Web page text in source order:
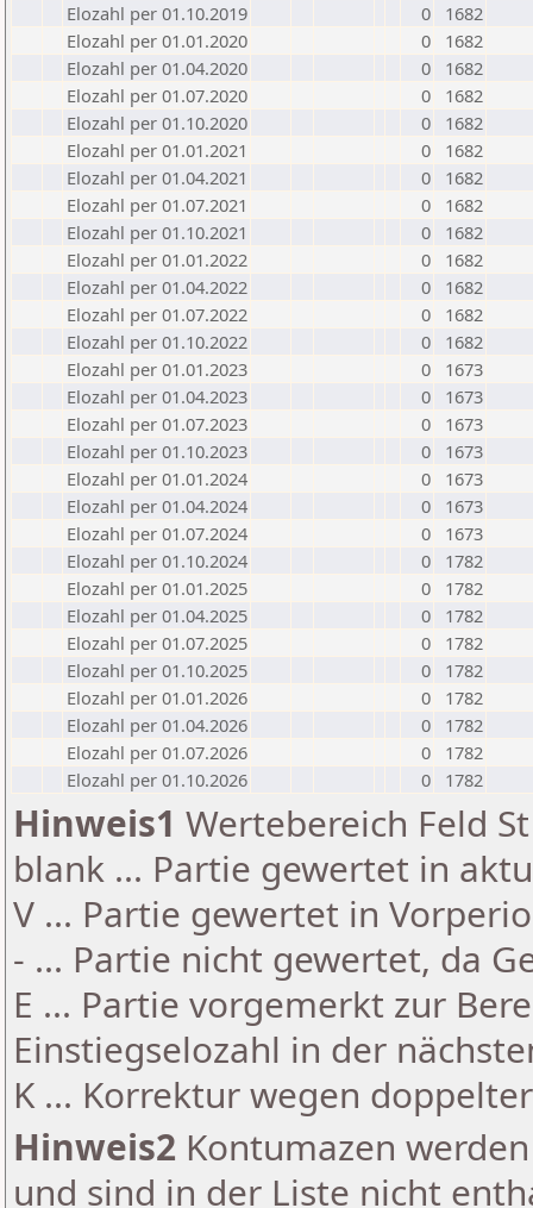
Elozahl per 01.10.2019
0
1682
Elozahl per 01.01.2020
0
1682
Elozahl per 01.04.2020
0
1682
Elozahl per 01.07.2020
0
1682
Elozahl per 01.10.2020
0
1682
Elozahl per 01.01.2021
0
1682
Elozahl per 01.04.2021
0
1682
Elozahl per 01.07.2021
0
1682
Elozahl per 01.10.2021
0
1682
Elozahl per 01.01.2022
0
1682
Elozahl per 01.04.2022
0
1682
Elozahl per 01.07.2022
0
1682
Elozahl per 01.10.2022
0
1682
Elozahl per 01.01.2023
0
1673
Elozahl per 01.04.2023
0
1673
Elozahl per 01.07.2023
0
1673
Elozahl per 01.10.2023
0
1673
Elozahl per 01.01.2024
0
1673
Elozahl per 01.04.2024
0
1673
Elozahl per 01.07.2024
0
1673
Elozahl per 01.10.2024
0
1782
Elozahl per 01.01.2025
0
1782
Elozahl per 01.04.2025
0
1782
Elozahl per 01.07.2025
0
1782
Elozahl per 01.10.2025
0
1782
Elozahl per 01.01.2026
0
1782
Elozahl per 01.04.2026
0
1782
Elozahl per 01.07.2026
0
1782
Elozahl per 01.10.2026
0 1782
Hinweis1 Wertebereich Feld
blank ... Partie gewertet in
V ... Partie gewertet in
- ... Partie nicht gewertet, da
E ... Partie vorgemerkt zur
Einstiegselozahl in der
K ... Korrektur wegen
Hinweis2 Kontumazen
und sind in der Liste nicht